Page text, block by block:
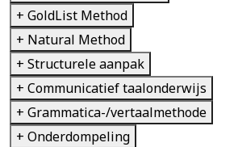
+ GoldList Method
+ Natural Method
+ Structurele aanpak
+ Communicatief taalonderwijs
+ Grammatica-/vertaalmethode
+ Onderdompeling